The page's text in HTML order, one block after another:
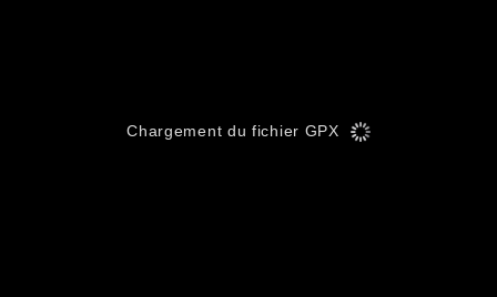
Chargement du fichier GPX